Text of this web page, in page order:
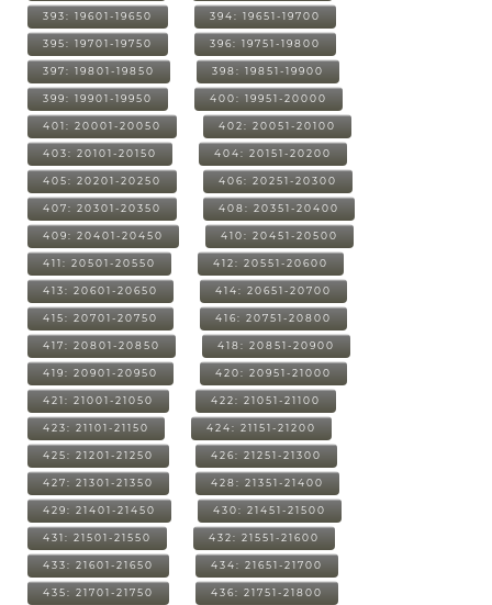
393: 19601-19650 394: 19651-19700
395: 19701-19750 396: 19751-19800
397: 19801-19850 398: 19851-19900
399: 19901-19950 400: 19951-20000
401: 20001-20050 402: 20051-20100
403: 20101-20150 404: 20151-20200
405: 20201-20250 406: 20251-20300
407: 20301-20350 408: 20351-20400
409: 20401-20450 410: 20451-20500
411: 20501-20550 412: 20551-20600
413: 20601-20650 414: 20651-20700
415: 20701-20750 416: 20751-20800
417: 20801-20850 418: 20851-20900
419: 20901-20950 420: 20951-21000
421: 21001-21050 422: 21051-21100
423: 21101-21150 424: 21151-21200
425: 21201-21250 426: 21251-21300
427: 21301-21350 428: 21351-21400
429: 21401-21450 430: 21451-21500
431: 21501-21550 432: 21551-21600
433: 21601-21650 434: 21651-21700
435: 21701-21750 436: 21751-21800